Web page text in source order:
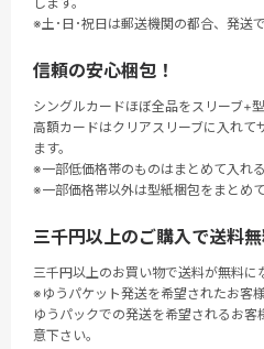
※土･日･祝日は郵送機関の都合、発送
信頼の安心梱包！
シングルカードほぼ全品をスリーブ+
高額カードはクリアスリーブに入れて
ます。
※一部低価格帯のものはまとめて入れ
※一部価格帯以外は型紙梱包をまとめ
三千円以上のご購入で送料無
三千円以上のお買い物で送料が無料に
※ゆうパケット発送を希望されたお客
ゆうパックでの発送を希望されるお
意下さい。